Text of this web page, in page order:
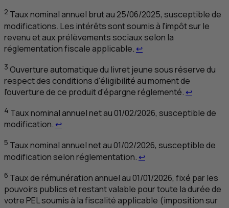
2 Taux nominal annuel brut au 25/06/2025, susceptible de
modifications. Les intérêts sont soumis à l’impôt sur le
revenu et aux prélèvements sociaux selon la
réglementation fiscale applicable. ↩Retour au renvoi 2
3 Ouverture automatique du livret jeune sous réserve du
respect des conditions d'éligibilité au moment de
l'ouverture de ce produit d'épargne réglementé. ↩Retour
4 Taux nominal annuel net au 01/02/2026, susceptible de
modification. ↩Retour au renvoi 4
5 Taux nominal annuel net au 01/02/2026, susceptible de
modification selon réglementation. ↩Retour au renvoi 5
6 Taux de rémunération annuel au 01/01/2026, fixé par les
pouvoirs publics et restant valable pour toute la durée de
votrePELsoumis à la fiscalité applicable (imposition sur